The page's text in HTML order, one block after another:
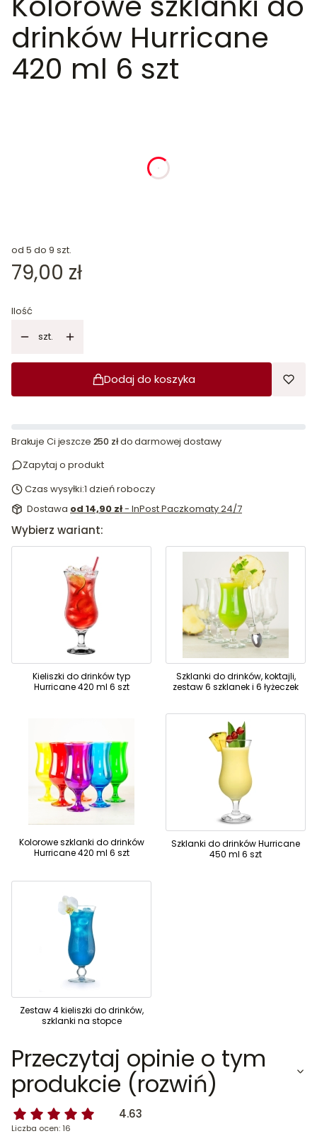
drinków Hurricane
420 ml 6 szt
godziny
od 5 do 9 szt.
Cena
79,00 zł
Ilość
szt.
Dodaj do koszyka
Brakuje Ci jeszcze 250 złdo darmowej dostawy
Zapytaj o produkt
Czas wysyłki:1 dzień roboczy
Dostawa od 14,90 zł- InPost Paczkomaty 24/7
Wybierz wariant:
Kieliszki do drinków typ
Hurricane 420 ml 6 szt
Szklanki do drinków, koktajli,
zestaw 6 szklanek i 6 łyżeczek
Kolorowe szklanki do drinków
Hurricane 420 ml 6 szt
Szklanki do drinków Hurricane
450 ml 6 szt
Zestaw 4 kieliszki do drinków,
szklanki na stopce
Przeczytaj opinie o tym
produkcie (rozwiń)
4.63
Liczba ocen: 16